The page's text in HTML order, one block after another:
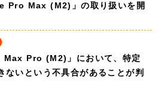
Pro Max (M2)」の取り扱いを開
Pro (M2)」において、特定
ないという不具合があることが判